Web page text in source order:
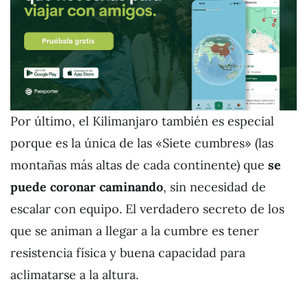
Por último, el Kilimanjaro también es especial
porque es la única de las «Siete cumbres» (las
montañas más altas de cada continente) que se
puede coronar caminando, sin necesidad de
escalar con equipo. El verdadero secreto de los
que se animan a llegar a la cumbre es tener
resistencia física y buena capacidad para
aclimatarse a la altura.